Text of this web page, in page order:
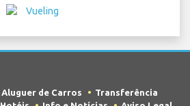
Aluguer de Carros
Transferência